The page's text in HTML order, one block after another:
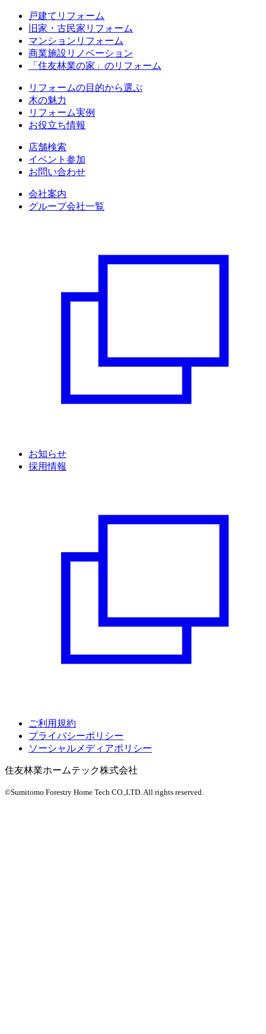
戸建てリフォーム
旧家・古民家リフォーム
マンションリフォーム
商業施設リノベーション
「住友林業の家」のリフォーム
リフォームの目的から選ぶ
木の魅力
リフォーム実例
お役立ち情報
店舗検索
イベント参加
お問い合わせ
会社案内
グループ会社一覧
お知らせ
採用情報
ご利用規約
プライバシーポリシー
ソーシャルメディアポリシー
住友林業ホームテック株式会社
©Sumitomo Forestry Home Tech CO.,LTD.All rights reserved.